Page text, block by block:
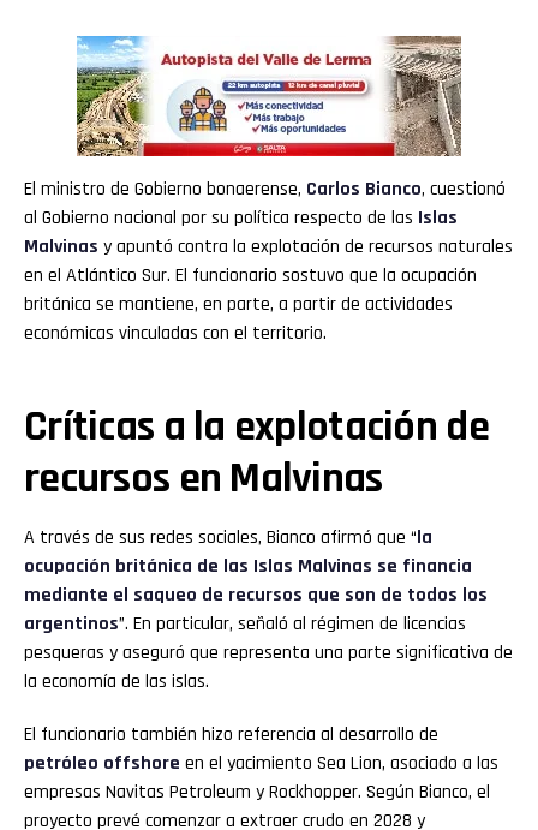
El ministro de Gobierno bonaerense, Carlos Bianco, cuestionó
al Gobierno nacional por su política respecto de las Islas
Malvinas y apuntó contra la explotación de recursos naturales
en el Atlántico Sur. El funcionario sostuvo que la ocupación
británica se mantiene, en parte, a partir de actividades
económicas vinculadas con el territorio.
Críticas a la explotación de
recursos en Malvinas
A través de sus redes sociales, Bianco afirmó que “la
ocupación británica de las Islas Malvinas se financia
mediante el saqueo de recursos que son de todos los
argentinos”. En particular, señaló al régimen de licencias
pesqueras y aseguró que representa una parte significativa de
la economía de las islas.
El funcionario también hizo referencia al desarrollo de
petróleo offshore en el yacimiento Sea Lion, asociado a las
empresas Navitas Petroleum y Rockhopper. Según Bianco, el
proyecto prevé comenzar a extraer crudo en 2028 y